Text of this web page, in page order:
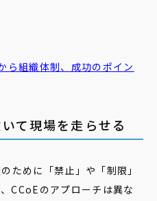
ら組織体制、成功のポイン
て現場を走らせる
ために「禁止」や「制限」
CCoEのアプローチは異な